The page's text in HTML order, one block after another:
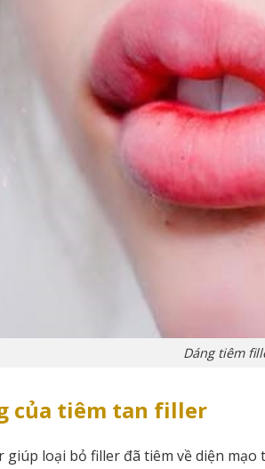
Dáng tiêm
của tiêm tan filler
giúp loại bỏ filler đã tiêm về diện